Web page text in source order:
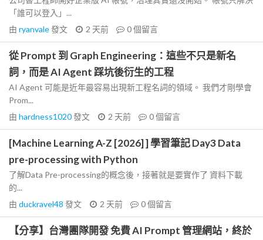
「誰可以登入」...
由 ryanvale發文 2 天前 0個留言
從 Prompt 到 Graph Engineering：這些不只是新名
詞，而是 AI Agent 踩坑後衍生的工程
AI Agent 可能是近年最容易出現新工程名詞的領域。 我們才剛學會
Prom...
由 hardness1020發文 2 天前 0個留言
[Machine Learning A-Z [2026] ] 學習筆記 Day3 Data
pre-processing with Python
了解Data Pre-processing的概念後，接著就是要實作了 資料下載
的...
由 duckravel48 發文 2 天前 0個留言
【分享】台灣團隊開發 免費 AI Prompt 管理網站，終於